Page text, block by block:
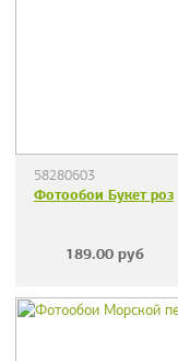
58280603
Фотообои Букет роз
189.00 руб